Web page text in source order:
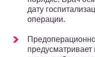
дату
операции.